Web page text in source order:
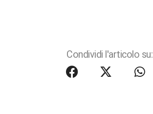
Condividi l'articolo su: